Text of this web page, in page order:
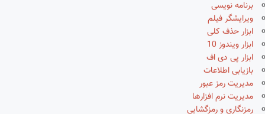
برنامه نویسی
ویرایشگر فیلم
ابزار حذف کلی
ابزار ویندوز 10
ابزار پی دی اف
بازیابی اطلاعات
مدیریت رمز عبور
مدیریت نرم افزارها
رمزنگاری و رمزگشایی